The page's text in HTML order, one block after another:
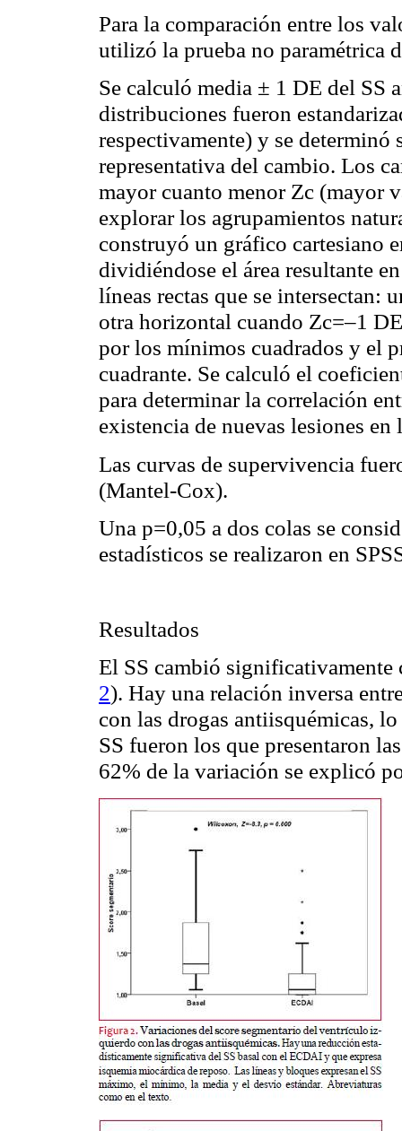
Para la comparación entre los
utilizó la prueba no paramétrica
Se calculó media ± 1 DE del SS
distribuciones fueron
respectivamente) y se
representativa del cambio. Los
mayor cuanto menor Zc (mayor
explorar los agrupamientos
construyó un gráfico cartesiano
dividiéndose el área resultante
líneas rectas que se intersectan:
otra horizontal cuando Zc=–1
por los mínimos cuadrados y el
cuadrante. Se calculó el
para determinar la correlación
existencia de nuevas lesiones
Las curvas de supervivencia
(Mantel-Cox).
Una p=0,05 a dos colas se
estadísticos se realizaron en
Resultados
El SS cambió
2). Hay una relación inversa
con las drogas antiisquémicas, lo
SS fueron los que presentaron
62% de la variación se explicó